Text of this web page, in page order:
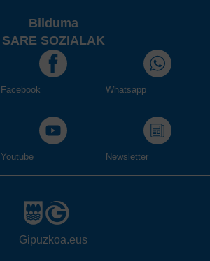
Bilduma
SARE SOZIALAK
Facebook Whatsapp
Youtube Newsletter
Gipuzkoa.eus